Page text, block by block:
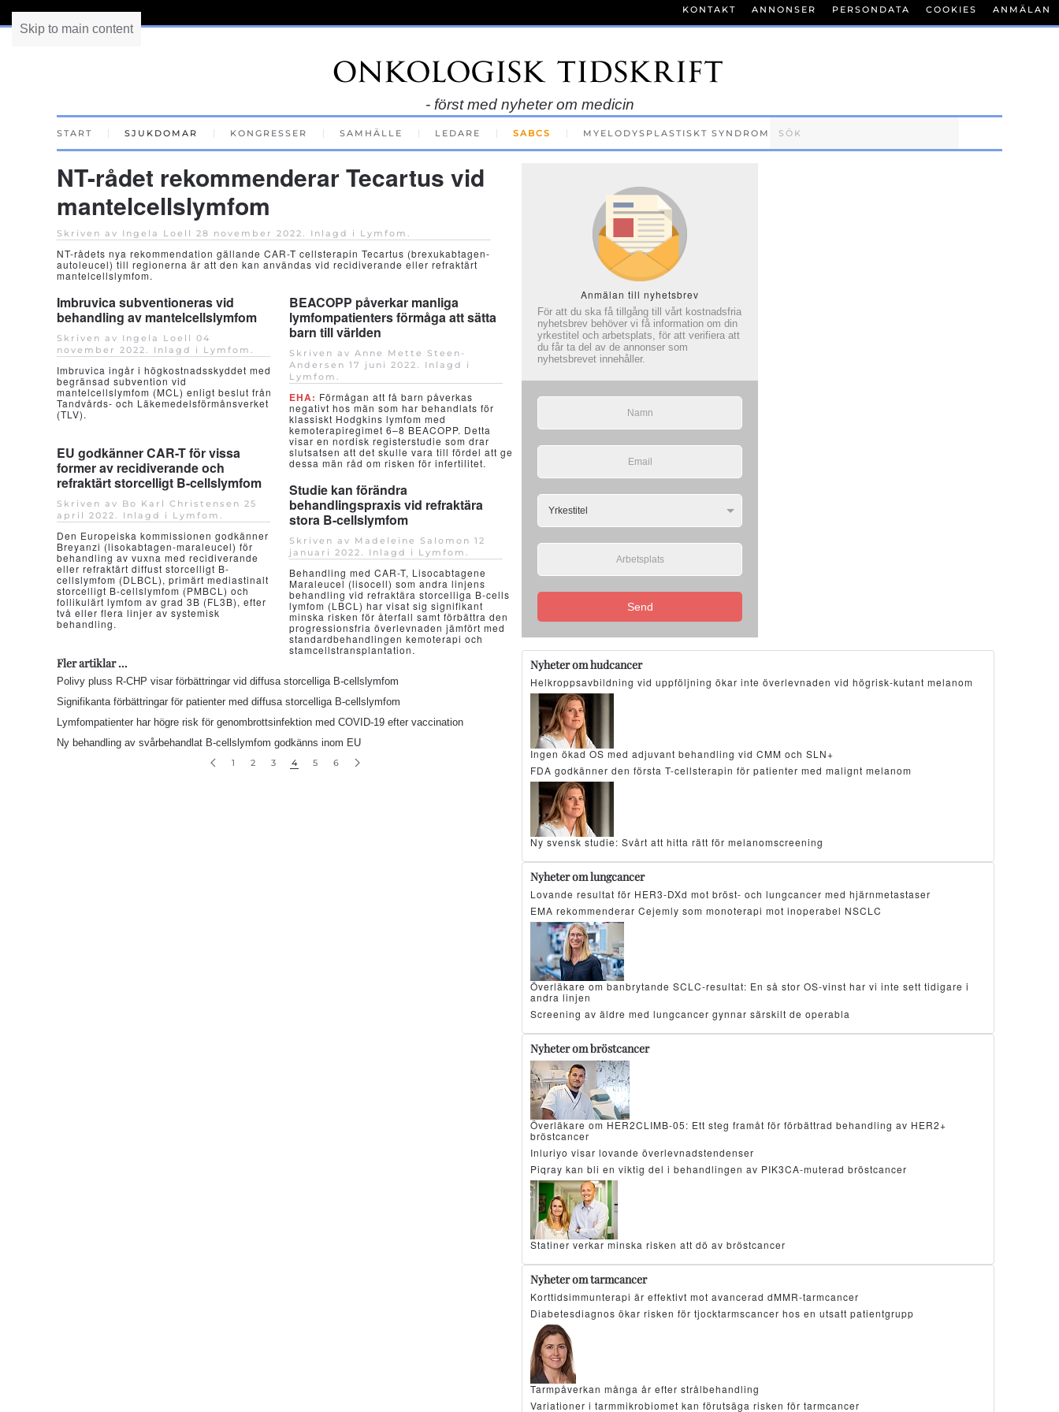
Skip to main content
- först med nyheter om medicin
START SJUKDOMAR KONGRESSER SAMHÄLLE LEDARE SABCS MYELODYSPLASTISKT SYNDROM
KONTAKT ANNONSER PERSONDATA COOKIES ANMÄLAN
NT-rådet rekommenderar Tecartus vid
mantelcellslymfom
Skriven av Ingela Loell 28 november 2022. Inlagd i Lymfom .
NT-rådets nya rekommendation gällande CAR-T cellsterapin Tecartus (brexukabtagen-
autoleucel) till regionerna är att den kan användas vid recidiverande eller refraktärt
mantelcellslymfom.
Imbruvica subventioneras vid
behandling av mantelcellslymfom
Skriven av Ingela Loell 04
november 2022. Inlagd i Lymfom .
Imbruvica ingår i högkostnadsskyddet med
begränsad subvention vid
mantelcellslymfom (MCL) enligt beslut från
Tandvårds- och Läkemedelsförmånsverket
(TLV).
BEACOPP påverkar manliga
lymfompatienters förmåga att sätta
barn till världen
Skriven av Anne Mette Steen-
Andersen 17 juni 2022. Inlagd i
Lymfom .
EHA: Förmågan att få barn påverkas
negativt hos män som har behandlats för
klassiskt Hodgkins lymfom med
kemoterapiregimet 6–8 BEACOPP. Detta
visar en nordisk registerstudie som drar
slutsatsen att det skulle vara till fördel att ge
dessa män råd om risken för infertilitet.
EU godkänner CAR-T för vissa
former av recidiverande och
refraktärt storcelligt B-cellslymfom
Skriven av Bo Karl Christensen 25
april 2022. Inlagd i Lymfom .
Den Europeiska kommissionen godkänner
Breyanzi (lisokabtagen-maraleucel) för
behandling av vuxna med recidiverande
eller refraktärt diffust storcelligt B-
cellslymfom (DLBCL), primärt mediastinalt
storcelligt B-cellslymfom (PMBCL) och
follikulärt lymfom av grad 3B (FL3B), efter
två eller flera linjer av systemisk
behandling.
Studie kan förändra
behandlingspraxis vid refraktära
stora B-cellslymfom
Skriven av Madeleine Salomon 12
januari 2022. Inlagd i Lymfom .
Behandling med CAR-T, Lisocabtagene
Maraleucel (lisocell) som andra linjens
behandling vid refraktära storcelliga B-cells
lymfom (LBCL) har visat sig signifikant
minska risken för återfall samt förbättra den
progressionsfria överlevnaden jämfört med
standardbehandlingen kemoterapi och
stamcellstransplantation.
Fler artiklar …
Polivy pluss R-CHP visar förbättringar vid diffusa storcelliga B-cellslymfom
Signifikanta förbättringar för patienter med diffusa storcelliga B-cellslymfom
Lymfompatienter har högre risk för genombrottsinfektion med COVID-19 efter vaccination
Ny behandling av svårbehandlat B-cellslymfom godkänns inom EU
1 2 3 4 5 6
Anmälan till nyhetsbrev
För att du ska få tillgång till vårt kostnadsfria
nyhetsbrev behöver vi få information om din
yrkestitel och arbetsplats, för att verifiera att
du får ta del av de annonser som
nyhetsbrevet innehåller.
Send
Nyheter om hudcancer
Helkroppsavbildning vid uppföljning ökar inte överlevnaden vid högrisk-kutant melanom
Ingen ökad OS med adjuvant behandling vid CMM och SLN+
FDA godkänner den första T-cellsterapin för patienter med malignt melanom
Ny svensk studie: Svårt att hitta rätt för melanomscreening
Nyheter om lungcancer
Lovande resultat för HER3-DXd mot bröst- och lungcancer med hjärnmetastaser
EMA rekommenderar Cejemly som monoterapi mot inoperabel NSCLC
Överläkare om banbrytande SCLC-resultat: En så stor OS-vinst har vi inte sett tidigare i
andra linjen
Screening av äldre med lungcancer gynnar särskilt de operabla
Nyheter om bröstcancer
Överläkare om HER2CLIMB-05: Ett steg framåt för förbättrad behandling av HER2+
bröstcancer
Inluriyo visar lovande överlevnadstendenser
Piqray kan bli en viktig del i behandlingen av PIK3CA-muterad bröstcancer
Statiner verkar minska risken att dö av bröstcancer
Nyheter om tarmcancer
Korttidsimmunterapi är effektivt mot avancerad dMMR-tarmcancer
Diabetesdiagnos ökar risken för tjocktarmscancer hos en utsatt patientgrupp
Tarmpåverkan många år efter strålbehandling
Variationer i tarmmikrobiomet kan förutsäga risken för tarmcancer